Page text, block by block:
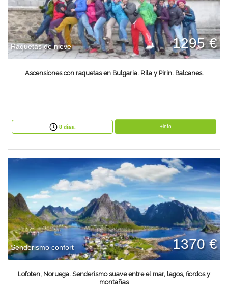
Raquetas de nieve 1295 €
Ascensiones con raquetas en Bulgaria. Rila y Pirin. Balcanes.
8 días. +info
Senderismo confort 1370 €
Lofoten, Noruega. Senderismo suave entre el mar, lagos, fiordos y
montañas